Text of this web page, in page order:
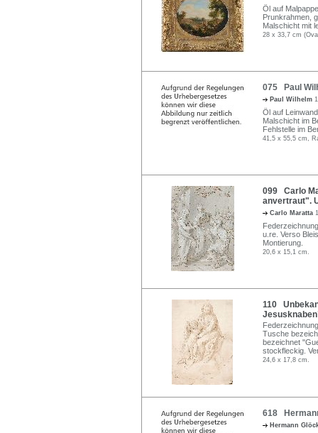
Öl auf
Prunkrahmen,
Malschicht mit
28 x 33,7 cm
075 Paul
Paul Wilhelm
Öl auf
Malschicht im
Fehlstelle im
41,5 x 55,5 cm,
099 Carlo
anvertraut".
Carlo Maratta
u.re. Verso
Montierung.
20,6 x 15,1 cm.
110
Tusche
bezeichnet
stockfleckig.
24,6 x 17,8 cm.
618
Hermann